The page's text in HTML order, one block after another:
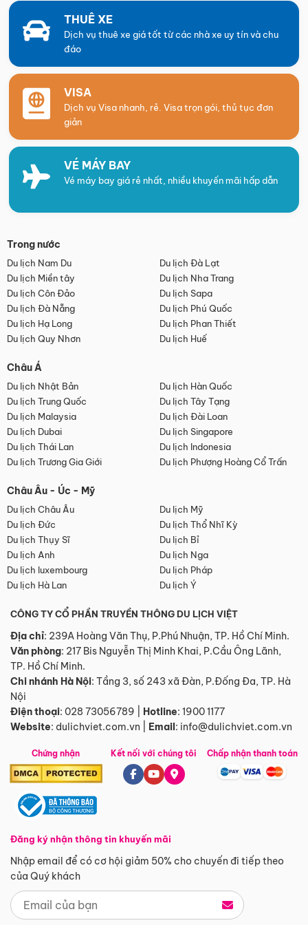
THUÊ XE
Dịch vụ thuê xe giá tốt từ các nhà xe uy tín và chu
đáo
VISA
Dịch vụ Visa nhanh, rẻ. Visa trọn gói, thủ tục đơn
giản
VÉ MÁY BAY
Vé máy bay giá rẻ nhất, nhiều khuyến mãi hấp dẫn
Trong nước
Du lịch Nam Du
Du lịch Đà Lạt
Du lịch Miền tây
Du lịch Nha Trang
Du lịch Côn Đảo
Du lịch Sapa
Du lịch Đà Nẵng
Du lịch Phú Quốc
Du lịch Hạ Long
Du lịch Phan Thiết
Du lịch Quy Nhơn
Du lịch Huế
Châu Á
Du lịch Nhật Bản
Du lịch Hàn Quốc
Du lịch Trung Quốc
Du lịch Tây Tạng
Du lịch Malaysia
Du lịch Đài Loan
Du lịch Dubai
Du lịch Singapore
Du lịch Thái Lan
Du lịch Indonesia
Du lịch Trương Gia Giới
Du lịch Phượng Hoàng Cổ Trấn
Châu Âu - Úc - Mỹ
Du lịch Châu Âu
Du lịch Mỹ
Du lịch Đức
Du lịch Thổ Nhĩ Kỳ
Du lịch Thụy Sĩ
Du lịch Bỉ
Du lịch Anh
Du lịch Nga
Du lịch luxembourg
Du lịch Pháp
Du lịch Hà Lan
Du lịch Ý
CÔNG TY CỔ PHẦN TRUYỀN THÔNG DU LỊCH VIỆT
Địa chỉ: 239A Hoàng Văn Thụ, P.Phú Nhuận, TP. Hồ Chí Minh.
Văn phòng: 217 Bis Nguyễn Thị Minh Khai, P.Cầu Ông Lãnh,
TP. Hồ Chí Minh.
Chi nhánh Hà Nội: Tầng 3, số 243 xã Đàn, P.Đống Đa, TP. Hà
Nội
Điện thoại: 028 73056789 Hotline: 1900 1177
Website: dulichviet.com.vn Email: info@dulichviet.com.vn
Chứng nhận
Đăng ký nhận thông tin khuyến mãi
Nhập email để có cơ hội giảm 50% cho chuyến đi tiếp theo
của Quý khách
Kết nối với chúng tôi Chấp nhận thanh toán